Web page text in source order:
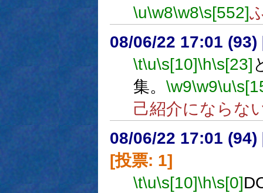
\u\w8\w8\s[552]
08/06/22 17:01 (93)
\t\u\s[10]\h\s[23]
集。 \w9\w9\u
己紹介にならな
08/06/22 17:01 (94)
[投票: 1]
\t\u\s[10]\h\s[0]